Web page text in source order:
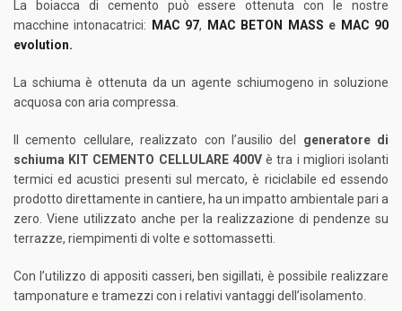
La boiacca di cemento può essere ottenuta con le nostre
macchine intonacatrici:
MAC 97, MAC BETON MASS e MAC 90
evolution.
La schiuma è ottenuta da un agente schiumogeno in soluzione
acquosa con aria compressa.
Il cemento cellulare, realizzato con l’ausilio del generatore di
schiuma KIT CEMENTO CELLULARE 400Vè tra i migliori isolanti
termici ed acustici presenti sul mercato, è riciclabile ed essendo
prodotto direttamente in cantiere, ha un impatto ambientale pari a
zero. Viene utilizzato anche per la realizzazione di pendenze su
terrazze, riempimenti di volte e sottomassetti.
Con l’utilizzo di appositi casseri, ben sigillati, è possibile realizzare
tamponature e tramezzi con i relativi vantaggi dell’isolamento.